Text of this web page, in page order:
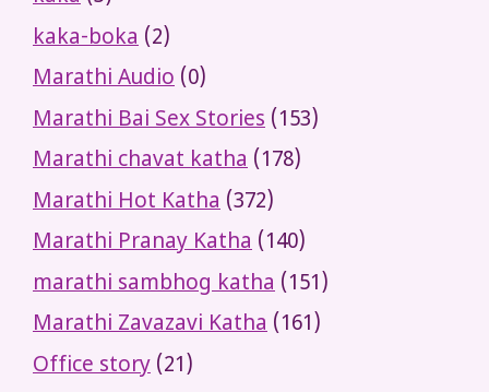
kaka-boka (2)
Marathi Audio (0)
Marathi Bai Sex Stories (153)
Marathi chavat katha (178)
Marathi Hot Katha (372)
Marathi Pranay Katha (140)
marathi sambhog katha (151)
Marathi Zavazavi Katha (161)
Office story (21)